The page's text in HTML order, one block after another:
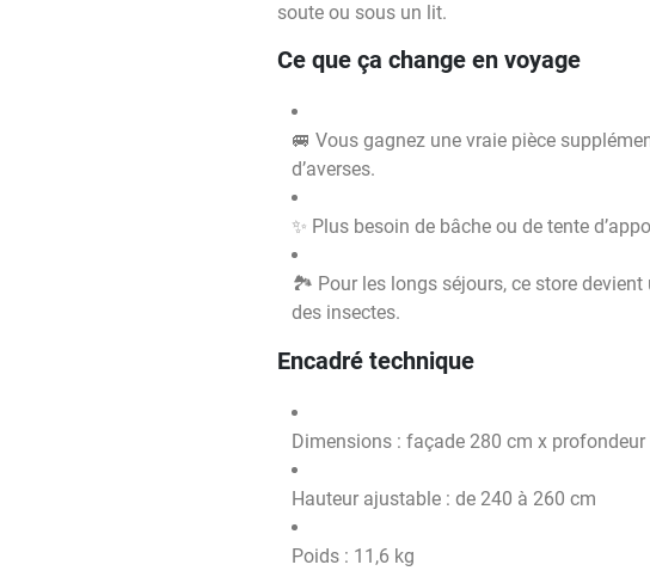
soute ou sous un lit.
Ce que ça change en voyage
🚐 Vous gagnez une vraie pièce
d’averses.
✨ Plus besoin de bâche ou de tente
🏞️ Pour les longs séjours, ce store
des insectes.
Encadré technique
Dimensions : façade 280 cm x profondeur
Hauteur ajustable : de 240 à 260 cm
Poids : 11,6 kg